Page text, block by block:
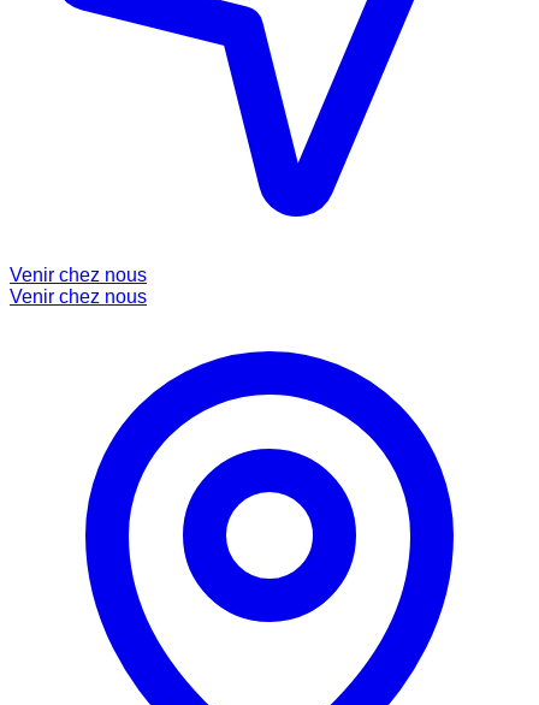
Venir chez nous
Venir chez nous